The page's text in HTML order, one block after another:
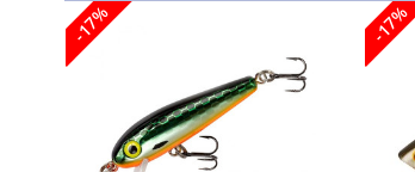
Воблер REBEL F49 03V
Воблер REBEL F49 478V
-17% -17%